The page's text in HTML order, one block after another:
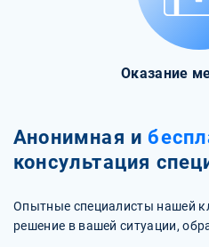
Оказание
Анонимная и
консультация
Опытные специалисты нашей
решение в вашей ситуации,